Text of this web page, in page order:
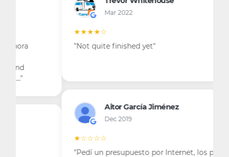
Mar 2022
"Not quite finished yet"
Aitor García Jiménez
Dec 2019
"Pedí un presupuesto por Internet, los precios